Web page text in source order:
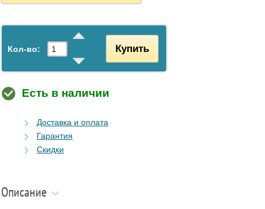
Кол-во: Купить
Есть в наличии
Доставка и оплата
Гарантия
Скидки
Описание